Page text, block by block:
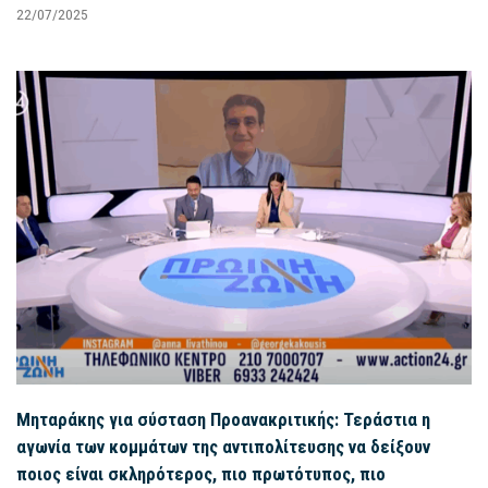
22/07/2025
Μηταράκης για σύσταση Προανακριτικής: Τεράστια η
αγωνία των κομμάτων της αντιπολίτευσης να δείξουν
ποιος είναι σκληρότερος, πιο πρωτότυπος, πιο